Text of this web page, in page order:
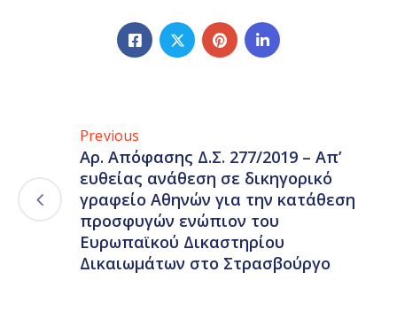
Previous
Αρ. Απόφασης Δ.Σ. 277/2019 – Απ’
ευθείας ανάθεση σε δικηγορικό
γραφείο Αθηνών για την κατάθεση
προσφυγών ενώπιον του
Ευρωπαϊκού Δικαστηρίου
Δικαιωμάτων στο Στρασβούργο